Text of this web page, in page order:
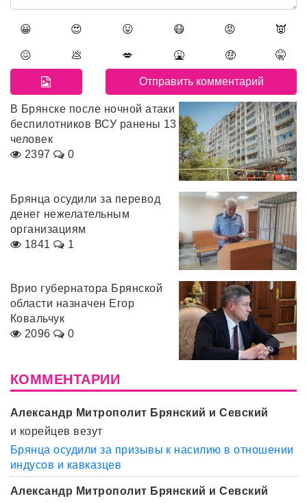
😀 😍 😛 😷 😡 👿
😖 💩 💋 🤮 🤑 🤫
В Брянске после ночной атаки
беспилотников ВСУ ранены 13
человек
2397
0
Брянца осудили за перевод
денег нежелательным
организациям
1841
1
Врио губернатора Брянской
области назначен Егор
Ковальчук
2096
0
КОММЕНТАРИИ
Александр Митрополит Брянский и Севский
и корейцев везут
Брянца осудили за призывы к насилию в отношении
индусов и кавказцев
Александр Митрополит Брянский и Севский